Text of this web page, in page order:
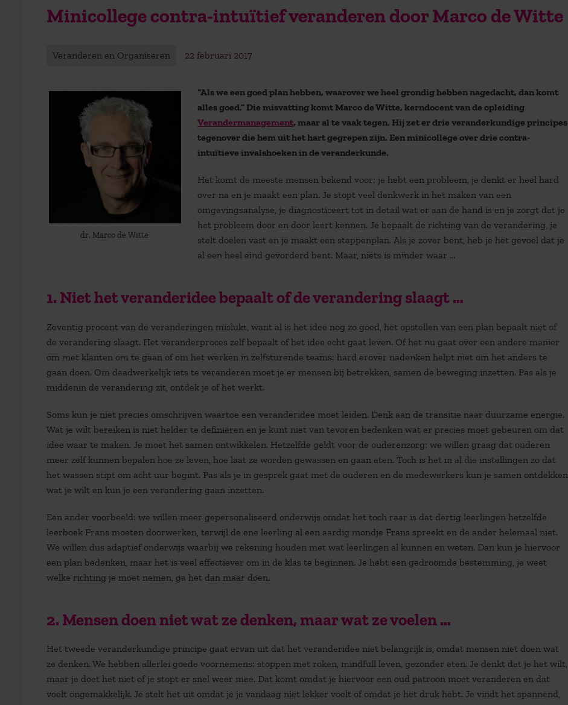
Minicollege contra-intuïtief veranderen door Marco de Witte
Veranderen en Organiseren 22 februari 2017
dr. Marco de Witte
“Als we een goed plan hebben, waarover we heel grondig hebben nagedacht, dan komt
alles goed.” Die misvatting komt Marco de Witte, kerndocent van de opleiding
Verandermanagement, maar al te vaak tegen. Hij zet er drie veranderkundige principes
tegenover die hem uit het hart gegrepen zijn. Een minicollege over drie contra-
intuïtieve invalshoeken in de veranderkunde.
Het komt de meeste mensen bekend voor: je hebt een probleem, je denkt er heel hard
over na en je maakt een plan. Je stopt veel denkwerk in het maken van een
omgevingsanalyse, je diagnosticeert tot in detail wat er aan de hand is en je zorgt dat je
het probleem door en door leert kennen. Je bepaalt de richting van de verandering, je
stelt doelen vast en je maakt een stappenplan. Als je zover bent, heb je het gevoel dat je
al een heel eind gevorderd bent. Maar, niets is minder waar …
1. Niet het veranderidee bepaalt of de verandering slaagt …
Zeventig procent van de veranderingen mislukt, want al is het idee nog zo goed, het opstellen van een plan bepaalt niet of
de verandering slaagt. Het veranderproces zelf bepaalt of het idee echt gaat leven. Of het nu gaat over een andere manier
om met klanten om te gaan of om het werken in zelfsturende teams: hard erover nadenken helpt niet om het anders te
gaan doen. Om daadwerkelijk iets te veranderen moet je er mensen bij betrekken, samen de beweging inzetten. Pas als je
middenin de verandering zit, ontdek je of het werkt.
Soms kun je niet precies omschrijven waartoe een veranderidee moet leiden. Denk aan de transitie naar duurzame energie.
Wat je wilt bereiken is niet helder te definiëren en je kunt niet van tevoren bedenken wat er precies moet gebeuren om dat
idee waar te maken. Je moet het samen ontwikkelen. Hetzelfde geldt voor de ouderenzorg: we willen graag dat ouderen
meer zelf kunnen bepalen hoe ze leven, hoe laat ze worden gewassen en gaan eten. Toch is het in al die instellingen zo dat
het wassen stipt om acht uur begint. Pas als je in gesprek gaat met de ouderen en de medewerkers kun je samen ontdekken
wat je wilt en kun je een verandering gaan inzetten.
Een ander voorbeeld: we willen meer gepersonaliseerd onderwijs omdat het toch raar is dat dertig leerlingen hetzelfde
leerboek Frans moeten doorwerken, terwijl de ene leerling al een aardig mondje Frans spreekt en de ander helemaal niet.
We willen dus adaptief onderwijs waarbij we rekening houden met wat leerlingen al kunnen en weten. Dan kun je hiervoor
een plan bedenken, maar het is veel effectiever om in de klas te beginnen. Je hebt een gedroomde bestemming, je weet
welke richting je moet nemen, ga het dan maar doen.
2. Mensen doen niet wat ze denken, maar wat ze voelen …
Het tweede veranderkundige principe gaat ervan uit dat het veranderidee niet belangrijk is, omdat mensen niet doen wat
ze denken. We hebben allerlei goede voornemens: stoppen met roken, mindfull leven, gezonder eten. Je denkt dat je het wilt,
maar je doet het niet of je stopt er snel weer mee. Dat komt omdat je hiervoor een oud patroon moet veranderen en dat
voelt ongemakkelijk. Je stelt het uit omdat je je vandaag niet lekker voelt of omdat je het druk hebt. Je vindt het spannend,